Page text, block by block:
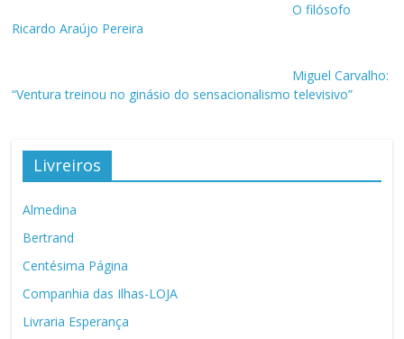
O filósofo
Ricardo Araújo Pereira
Miguel Carvalho:
“Ventura treinou no ginásio do sensacionalismo televisivo”
Livreiros
Almedina
Bertrand
Centésima Página
Companhia das Ilhas-LOJA
Livraria Esperança